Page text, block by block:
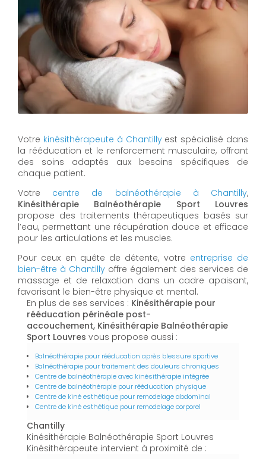
Votre kinésithérapeute à Chantillyest spécialisé dans
la rééducation et le renforcement musculaire, offrant
des soins adaptés aux besoins spécifiques de
chaque patient.
Votre centre de balnéothérapie à Chantilly,
Kinésithérapie Balnéothérapie Sport Louvres
propose des traitements thérapeutiques basés sur
l’eau, permettant une récupération douce et efficace
pour les articulations et les muscles.
Pour ceux en quête de détente, votre entreprise de
bien-être à Chantilly offre également des services de
massage et de relaxation dans un cadre apaisant,
favorisant le bien-être physique et mental.
En plus de ses services : Kinésithérapie pour
rééducation périnéale post-
accouchement, Kinésithérapie Balnéothérapie
Sport Louvres vous propose aussi :
Balnéothérapie pour rééducation après blessure sportive
Balnéothérapie pour traitement des douleurs chroniques
Centre de balnéothérapie avec kinésithérapie intégrée
Centre de balnéothérapie pour rééducation physique
Centre de kiné esthétique pour remodelage abdominal
Centre de kiné esthétique pour remodelage corporel
Chantilly
Kinésithérapie Balnéothérapie Sport Louvres
Kinésithérapeute intervient à proximité de :